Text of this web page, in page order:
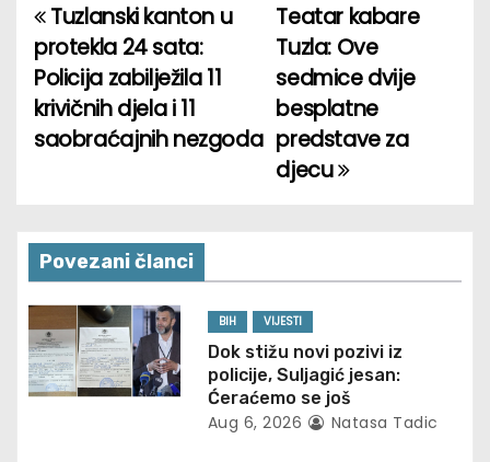
P
o
s
a
v
i
g
Teatar kabare
Tuzla: Ove
sedmice dvije
besplatne
predstave za
djecu
Tuzlanski kanton u
protekla 24 sata:
Policija zabilježila 11
krivičnih djela i 11
saobraćajnih nezgoda
Povezani članci
BIH VIJESTI
Dok stižu novi pozivi iz
policije, Suljagić jesan:
Ćeraćemo se još
Aug 6, 2026 Natasa Tadic